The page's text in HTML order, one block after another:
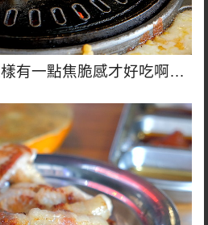
有一點焦脆感才好吃啊…